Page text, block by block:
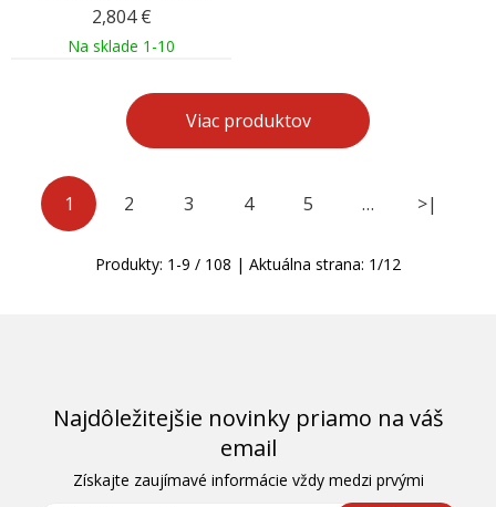
2,804 €
Na sklade 1-10
Viac produktov
1 2 3 4 5 … >|
Produkty: 1 -9 / 108 | Aktuálna strana: 1/12
Najdôležitejšie novinky priamo na váš
email
Získajte zaujímavé informácie vždy medzi prvými